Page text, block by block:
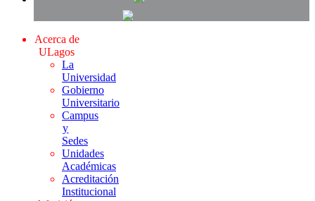
Acerca de
ULagos
La
Universidad
Gobierno
Universitario
Campus
y
Sedes
Unidades
Académicas
Acreditación
Institucional